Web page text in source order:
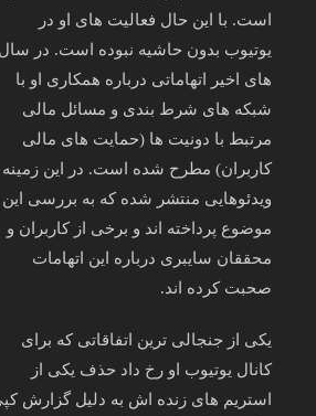
است. با این حال فعالیت‌ های او در
یوتیوب بدون حاشیه نبوده است. در سال‌
های اخیر اتهاماتی درباره همکاری او با
شبکه‌ های شرط‌ بندی و مسائل مالی
مرتبط با دونیت‌ ها (حمایت‌ های مالی
کاربران) مطرح شده است. در این زمینه
ویدئوهایی منتشر شده که به بررسی این
موضوع پرداخته‌ اند و برخی از کاربران و
محققان سایبری درباره این اتهامات
صحبت کرده‌ اند.
یکی از جنجالی‌ ترین اتفاقاتی که برای
کانال یوتیوب او رخ داد حذف یکی از
استریم‌ های زنده‌ اش به دلیل گزارش کپی‌